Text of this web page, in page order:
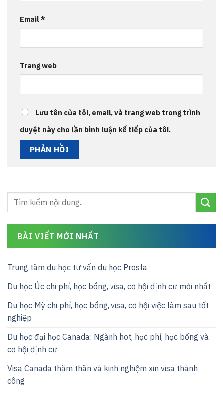
Email*
Trang web
Lưu tên của tôi, email, và trang web trong trình
duyệt này cho lần bình luận kế tiếp của tôi.
BÀI VIẾT MỚI NHẤT
Trung tâm du học tư vấn du học Prosfa
Du học Úc chi phí, học bổng, visa, cơ hội định cư mới nhất
Du học Mỹ chi phí, học bổng, visa, cơ hội việc làm sau tốt
nghiệp
Du học đại học Canada: Ngành hot, học phí, học bổng và
cơ hội định cư
Visa Canada thăm thân và kinh nghiệm xin visa thành
công